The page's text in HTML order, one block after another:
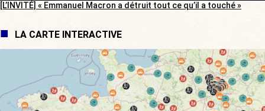
[L’INVITÉ] « Emmanuel Macron a détruit tout ce qu’il a touché »
LA CARTE INTERACTIVE